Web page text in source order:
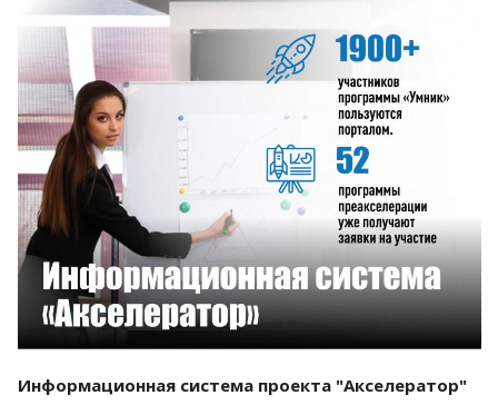
Смотреть проект
Информационная система проекта "Акселератор"